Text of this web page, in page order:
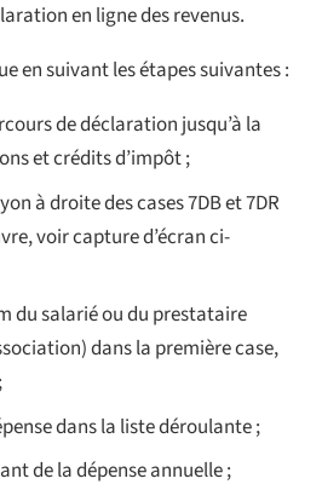
en ligne des revenus.
en suivant les étapes suivantes :
de déclaration jusqu’à la
et crédits d’impôt ;
à droite des cases 7DB et 7DR
voir capture d’écran ci-
du salarié ou du prestataire
dans la première case,
dans la liste déroulante ;
de la dépense annuelle ;